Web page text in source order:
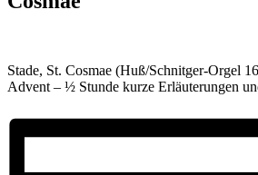
Stade, St. Cosmae (Huß/Schnitger-Orgel
Advent – ½ Stunde kurze Erläuterungen